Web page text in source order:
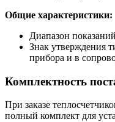
Общие характеристики:
Диапазон
Знак утверждения
прибора и в
Комплектность
При заказе
полный комплект для